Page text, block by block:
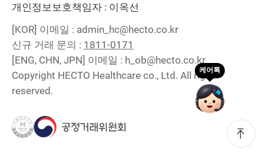
개인정보보호책임자 : 이옥선
[KOR] 이메일 : admin_hc@hecto.co.kr
신규 거래 문의 : 1811-0171
[ENG, CHN, JPN] 이메일 : h_ob@hecto.co.kr
Copyright HECTO Healthcare co., Ltd. All right
reserved.